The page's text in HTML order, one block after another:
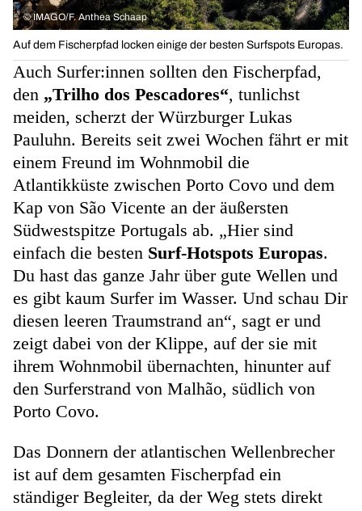
© IMAGO/F. Anthea Schaap
Auf dem Fischerpfad locken einige der besten Surfspots Europas.
Auch Surfer:innen sollten den Fischerpfad,
den „Trilho dos Pescadores“, tunlichst
meiden, scherzt der Würzburger Lukas
Pauluhn. Bereits seit zwei Wochen fährt er mit
einem Freund im Wohnmobil die
Atlantikküste zwischen Porto Covo und dem
Kap von São Vicente an der äußersten
Südwestspitze Portugals ab. „Hier sind
einfach die besten Surf-Hotspots Europas.
Du hast das ganze Jahr über gute Wellen und
es gibt kaum Surfer im Wasser. Und schau Dir
diesen leeren Traumstrand an“, sagt er und
zeigt dabei von der Klippe, auf der sie mit
ihrem Wohnmobil übernachten, hinunter auf
den Surferstrand von Malhão, südlich von
Porto Covo.
Das Donnern der atlantischen Wellenbrecher
ist auf dem gesamten Fischerpfad ein
ständiger Begleiter, da der Weg stets direkt